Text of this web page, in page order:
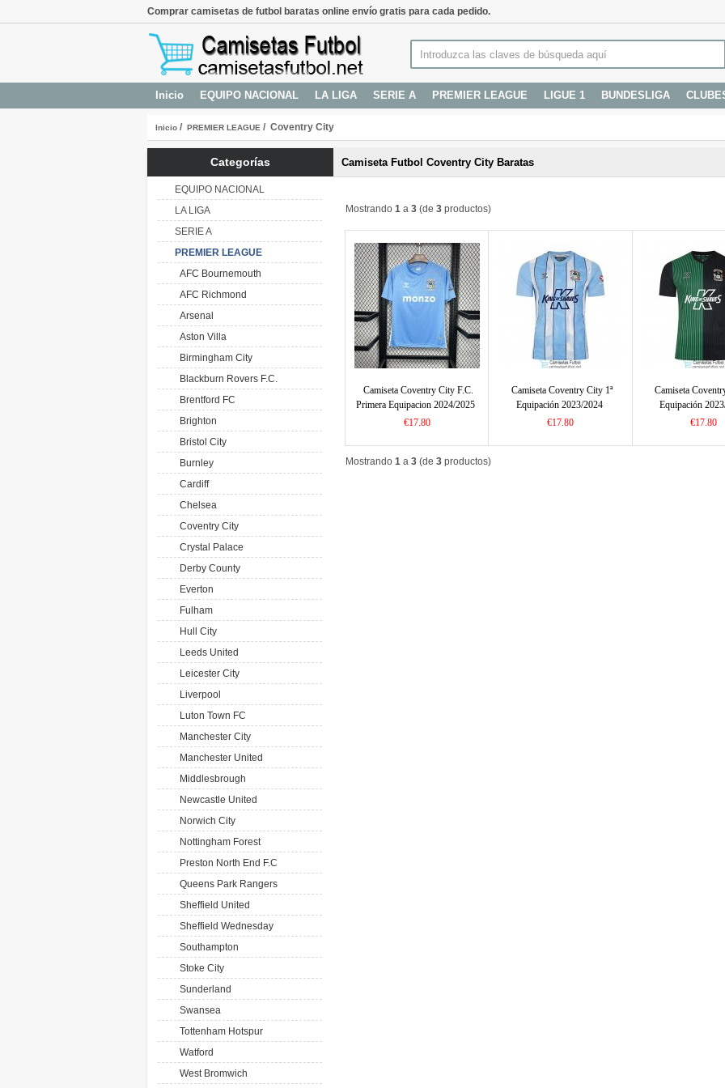
Comprar camisetas de futbol baratas online envío gratis para cada pedido.
Inicio EQUIPO NACIONAL LA LIGA SERIE A PREMIER LEAGUE LIGUE 1 BUNDESLIGA
Inicio / PREMIER LEAGUE / Coventry City
Categorías
EQUIPO NACIONAL
LA LIGA
SERIE A
PREMIER LEAGUE
AFC Bournemouth
AFC Richmond
Arsenal
Aston Villa
Birmingham City
Blackburn Rovers F.C.
Brentford FC
Brighton
Bristol City
Burnley
Cardiff
Chelsea
Coventry City
Crystal Palace
Derby County
Everton
Fulham
Hull City
Leeds United
Leicester City
Liverpool
Luton Town FC
Manchester City
Manchester United
Middlesbrough
Newcastle United
Norwich City
Nottingham Forest
Preston North End F.C
Queens Park Rangers
Sheffield United
Sheffield Wednesday
Southampton
Stoke City
Sunderland
Swansea
Tottenham Hotspur
Watford
West Bromwich
Camiseta Futbol Coventry City Baratas
Mostrando 1 a 3 (de 3 productos)
Camiseta Coventry City F.C.
Primera Equipacion 2024/2025
€17.80
Camiseta Coventry City 1ª
Equipación 2023/2024
€17.80
Camiseta
Equipación
€17.80
Mostrando 1 a 3 (de 3 productos)